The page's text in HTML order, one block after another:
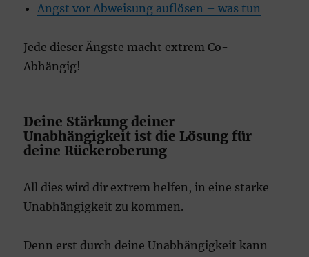
Angst vor Abweisung auflösen – was tun
Jede dieser Ängste macht extrem Co-
Abhängig!
Deine Stärkung deiner
Unabhängigkeit ist die Lösung für
deine Rückeroberung
All dies wird dir extrem helfen, in eine starke
Unabhängigkeit zu kommen.
Denn erst durch deine Unabhängigkeit kann